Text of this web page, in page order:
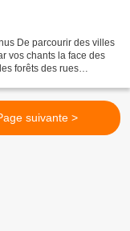
De parcourir des villes
vos chants la face des
forêts des rues
suivante >